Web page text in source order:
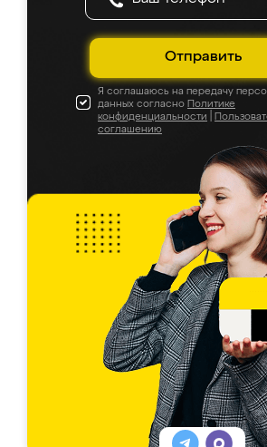
Отправить
Я соглашаюсь на передачу
данных согласно Политике
конфиденциальности
соглашению